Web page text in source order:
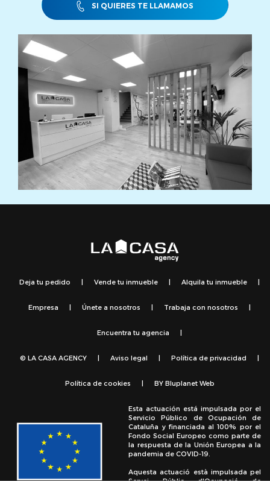
SI QUIERES TE LLAMAMOS
Deja tu pedido | Vende tu inmueble | Alquila tu inmueble |
Empresa | Únete a nosotros | Trabaja con nosotros |
Encuentra tu agencia |
© LA CASA AGENCY | Aviso legal | Política de privacidad |
Política de cookies | BY Bluplanet Web
Esta actuación está impulsada por el
Servicio Público de Ocupación de
Cataluña y financiada al 100% por el
Fondo Social Europeo como parte de
la respuesta de la Unión Europea a la
pandemia de COVID-19.
Aquesta actuació està impulsada pel